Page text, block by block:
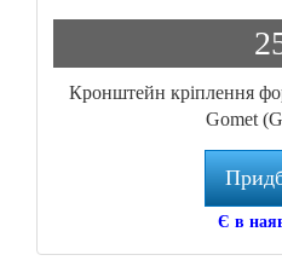
Кронштейн кріплення
Gomet
Є в